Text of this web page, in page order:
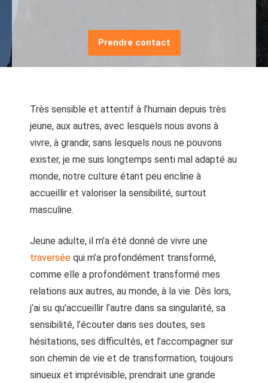
Prendre contact
Très sensible et attentif à l’humain depuis très
jeune, aux autres, avec lesquels nous avons à
vivre, à grandir, sans lesquels nous ne pouvons
exister, je me suis longtemps senti mal adapté au
monde, notre culture étant peu encline à
accueillir et valoriser la sensibilité, surtout
masculine.
Jeune adulte, il m’a été donné de vivre une
traversée qui m’a profondément transformé,
comme elle a profondément transformé mes
relations aux autres, au monde, à la vie. Dès lors,
j’ai su qu’accueillir l’autre dans sa singularité, sa
sensibilité, l’écouter dans ses doutes, ses
hésitations, ses difficultés, et l’accompagner sur
son chemin de vie et de transformation, toujours
sinueux et imprévisible, prendrait une grande